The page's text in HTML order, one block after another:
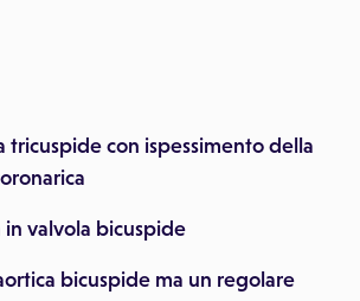
tricuspide con ispessimento della
in valvola bicuspide
bicuspide ma un regolare